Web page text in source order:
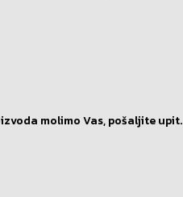
molimo Vas, pošaljite upit.